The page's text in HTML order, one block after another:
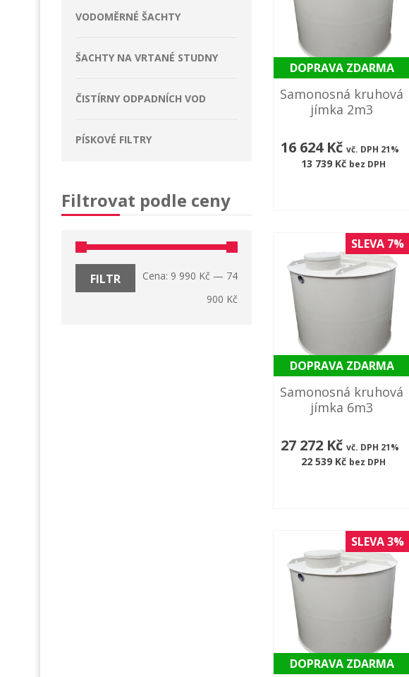
DOPRAVA ZDARMA
Samonosná kruhová
jímka 2m3
16 624 Kč vč. DPH 21%
13 739 Kč bez DPH
DOPRAVA ZDARMA
SLEVA 7%
Samonosná kruhová
jímka 6m3
27 272 Kč vč. DPH 21%
22 539 Kč bez DPH
DOPRAVA ZDARMA
SLEVA 3%
VODOMĚRNÉ ŠACHTY
ŠACHTY NA VRTANÉ STUDNY
ČISTÍRNY ODPADNÍCH VOD
PÍSKOVÉ FILTRY
Filtrovat podle ceny
FILTR Cena: 9 990 Kč — 74
900 Kč